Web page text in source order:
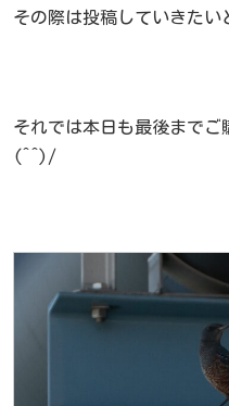
その際は投稿していきたい
それでは本日も最後までご
(^^)/